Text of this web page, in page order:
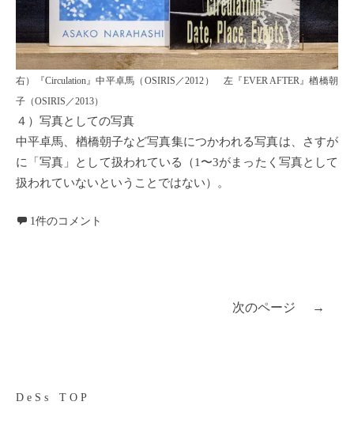
右）『Circulation』中平卓馬（OSIRIS／2012） 左『EVER AFTER』楢橋朝
子（OSIRIS／2013）
４）写真としての写真
中平卓馬、楢橋朝子など写真集につかわれる写真は、さすが
に「写真」として扱われている（1〜3がまったく写真として
扱われていないということではない）。
1件のコメント
稿
次のページ →
D e S s T O P